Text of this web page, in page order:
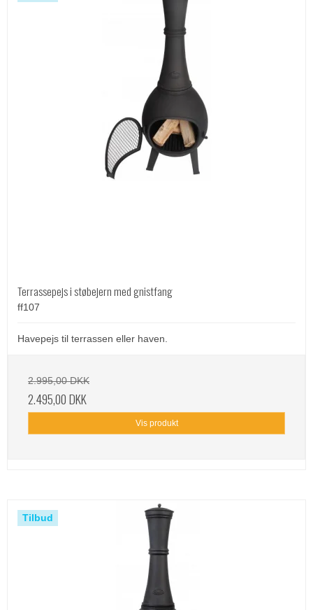
Terrassepejs i støbejern med gnistfang
ff107
Havepejs til terrassen eller haven.
2.995,00 DKK
2.495,00 DKK
Vis produkt
Tilbud